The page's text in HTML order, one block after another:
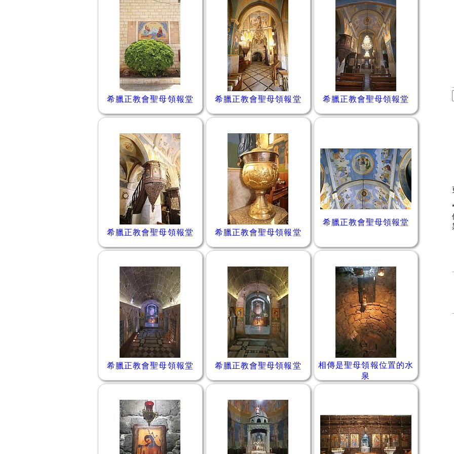
希臘正教會聖母領報堂 希臘正教會聖母領報堂 希臘正教會聖母領報堂
希臘正教會聖母領報堂 希臘正教會聖母領報堂
希臘正教會聖母領報堂
希臘正教會聖母領報堂 希臘正教會聖母領報堂
相傳是聖母領報位置的水
泉